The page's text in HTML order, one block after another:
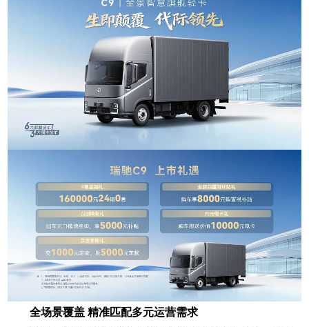
全场景覆盖 精准匹配多元运营需求